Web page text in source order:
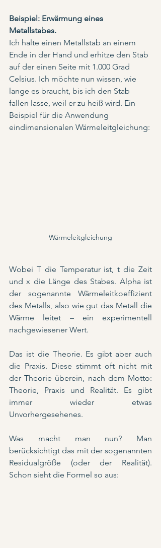
Beispiel: Erwärmung eines
Metallstabes.
Ich halte einen Metallstab an einem
Ende in der Hand und erhitze den Stab
auf der einen Seite mit 1.000 Grad
Celsius. Ich möchte nun wissen, wie
lange es braucht, bis ich den Stab
fallen lasse, weil er zu heiß wird. Ein
Beispiel für die Anwendung
eindimensionalen Wärmeleitgleichung:
Wärmeleitgleichung
Wobei T die Temperatur ist, t die Zeit
und x die Länge des Stabes. Alpha ist
der sogenannte Wärmeleitkoeffizient
des Metalls, also wie gut das Metall die
Wärme leitet – ein experimentell
nachgewiesener Wert.
Das ist die Theorie. Es gibt aber auch
die Praxis. Diese stimmt oft nicht mit
der Theorie überein, nach dem Motto:
Theorie, Praxis und Realität. Es gibt
immer wieder etwas
Unvorhergesehenes.
Was macht man nun? Man
berücksichtigt das mit der sogenannten
Residualgröße (oder der Realität).
Schon sieht die Formel so aus: